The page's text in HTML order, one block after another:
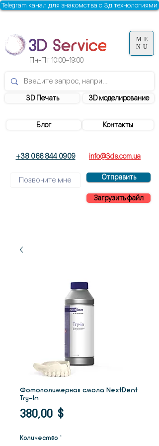
3D моделирование
Контакты
3D Печать
+38 066 844 0909 info@3ds.com.ua
Отправить
Загрузить файл
Блог
Пн-Пт10:00–19:00
Telegram канал для знакомства с 3д технологиями
ME
NU
Фотополимерная смола NextDent
Try-In
380,00 $Цена
Количество *